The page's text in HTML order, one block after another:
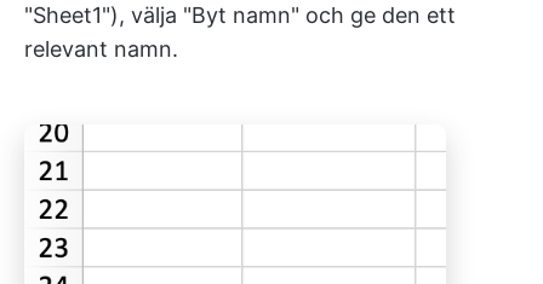
"Sheet1"), välja "Byt namn" och ge den ett
relevant namn.